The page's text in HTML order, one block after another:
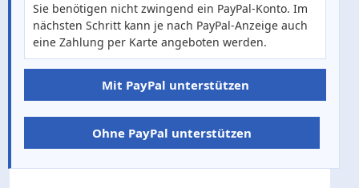
Sie benötigen nicht zwingend ein PayPal-Konto. Im
nächsten Schritt kann je nach PayPal-Anzeige auch
eine Zahlung per Karte angeboten werden.
Mit PayPal unterstützen
Ohne PayPal unterstützen